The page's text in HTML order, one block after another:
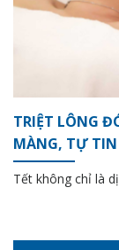
TRIỆT LÔNG
MÀNG, TỰ TIN
Tết không chỉ là